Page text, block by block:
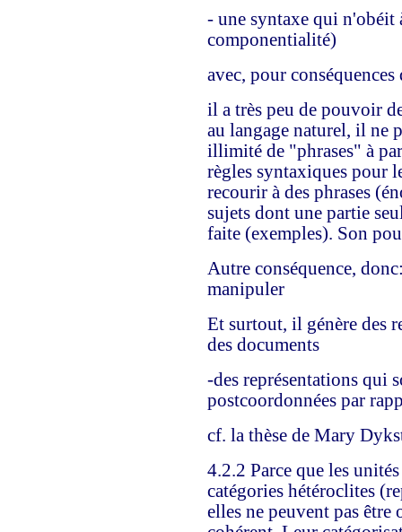
- une syntaxe qui n'obéit
componentialité)
avec, pour conséquences
il a très peu de pouvoir
au langage naturel, il ne
illimité de "phrases" à
règles syntaxiques pour
recourir à des phrases
sujets dont une partie
faite (exemples). Son
Autre conséquence,
manipuler
Et surtout, il génère des
des documents
-des représentations qui
postcoordonnées par
cf. la thèse de Mary
4.2.2 Parce que les
catégories hétéroclites
elles ne peuvent pas être